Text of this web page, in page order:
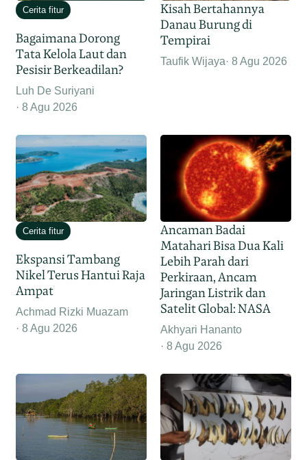
Cerita fitur
Bagaimana Dorong
Tata Kelola Laut dan
Pesisir Berkeadilan?
Luh De Suriyani
8 Agu 2026
Kisah Bertahannya
Danau Burung di
Tempirai
Taufik Wijaya 8 Agu 2026
Cerita fitur
Ekspansi Tambang
Nikel Terus Hantui Raja
Ampat
Achmad Rizki Muazam
8 Agu 2026
Ancaman Badai
Matahari Bisa Dua Kali
Lebih Parah dari
Perkiraan, Ancam
Jaringan Listrik dan
Satelit Global: NASA
Akhyari Hananto
8 Agu 2026